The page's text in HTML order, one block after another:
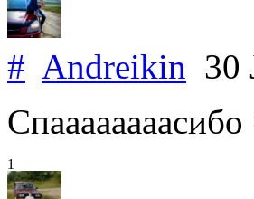
# Andreikin 30
1